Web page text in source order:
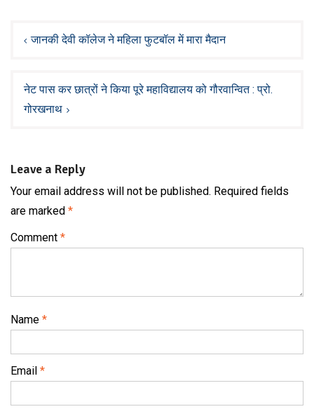
navigation
जानकी देवी कॉलेज ने महिला फुटबॉल में मारा मैदान
नेट पास कर छात्रों ने किया पूरे महाविद्यालय को गौरवान्वित : प्रो.
गोरखनाथ
Leave a Reply
Your email address will not be published. Required fields
are marked *
Comment *
Name *
Email *